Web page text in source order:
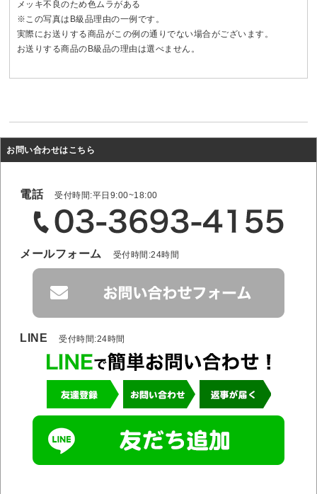
メッキ不良のため色ムラがある
※この写真はB級品理由の一例です。
実際にお送りする商品がこの例の通りでない場合がございます。
お送りする商品のB級品の理由は選べません。
お問い合わせはこちら
電話 受付時間:平日9:00~18:00
メールフォーム 受付時間:24時間
LINE 受付時間:24時間